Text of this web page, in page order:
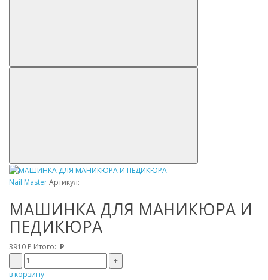
Nail MasterАртикул:
МАШИНКА ДЛЯ МАНИКЮРА И
ПЕДИКЮРА
3910 Р Итого: Р
–
+
в корзину